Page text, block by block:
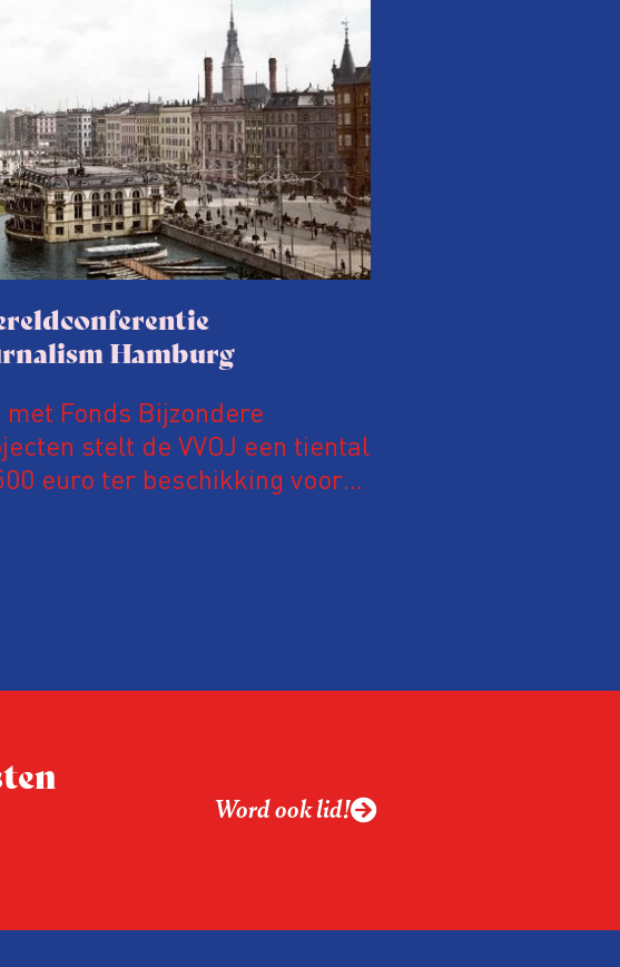
Hamburg
Fonds Bijzondere
stelt de VVOJ een tiental
euro ter beschikking voor
Word ook lid!